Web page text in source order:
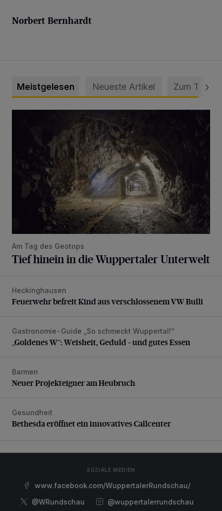
Norbert Bernhardt
Meistgelesen Neueste Artikel Zum Thema
Am Tag des Geotops
Tief hinein in die Wuppertaler Unterwelt
Feuerwehr befreit Kind aus verschlossenem VW Bulli
Heckinghausen
Feuerwehr befreit Kind aus verschlossenem VW Bulli
„Goldenes W“: Weisheit, Geduld – und gutes Essen
Gastronomie-Guide „So schmeckt Wuppertal!“
„Goldenes W“: Weisheit, Geduld – und gutes Essen
Neuer Projekteigner am Heubruch
Barmen
Neuer Projekteigner am Heubruch
Bethesda eröffnet ein innovatives Callcenter
Gesundheit
Bethesda eröffnet ein innovatives Callcenter
SOZIALE MEDIEN
www.facebook.com/WuppertalerRundschau/
@WRundschau
@wuppertalerrundschau